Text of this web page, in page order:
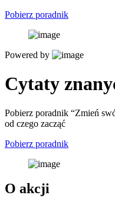
Pobierz poradnik
Powered by
Cytaty
Pobierz poradnik “Zmień
od czego zacząć
Pobierz poradnik
O akcji